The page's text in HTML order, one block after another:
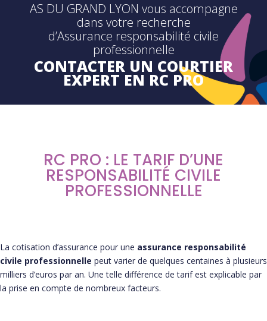
AS DU GRAND LYON vous accompagne
dans votre recherche
d’Assurance responsabilité civile
professionnelle
CONTACTER UN COURTIER
EXPERT EN RC PRO
RC PRO : LE TARIF D’UNE
RESPONSABILITÉ CIVILE
PROFESSIONNELLE
La cotisation d’assurance pour une assurance responsabilité
civile professionnelle peut varier de quelques centaines à plusieurs
milliers d’euros par an. Une telle différence de tarif est explicable par
la prise en compte de nombreux facteurs.